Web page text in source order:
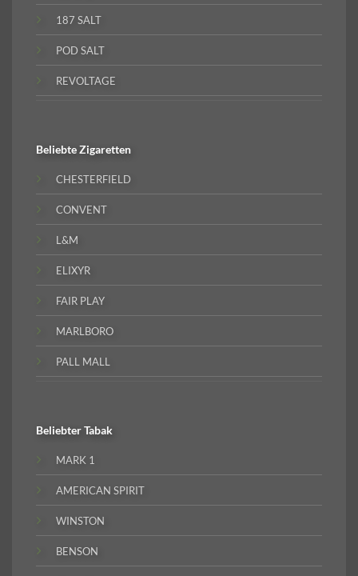
187 SALT
POD SALT
REVOLTAGE
BeliebteZigaretten
CHESTERFIELD
CONVENT
L&M
ELIXYR
FAIR PLAY
MARLBORO
PALL MALL
BeliebterTabak
MARK 1
AMERICAN SPIRIT
WINSTON
BENSON